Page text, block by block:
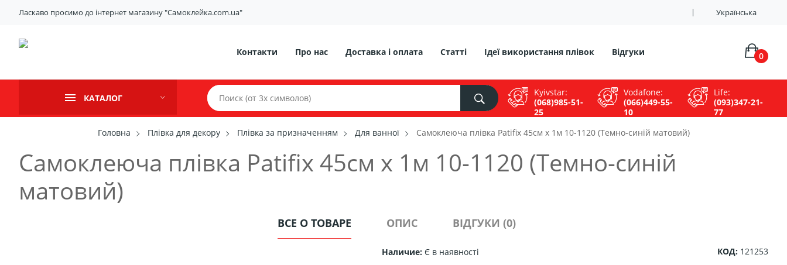
Ласкаво просимо до інтернет магазину "Самоклейка.com.ua" Українська
Контакти Про нас Доставка і оплата Статті Ідеї ​​використання плівок Відгуки 0
КАТАЛОГ
Kyivstar:
(068)985-51-
25
Vodafone:
(066)449-55-
10
Life:
(093)347-21-
77
Головнa
Плівка для декору Плівка за призначенням Для ванної Самоклеюча плівка Patifix 45см х 1м 10-1120 (Темно-синій матовий)
Самоклеюча плівка Patifix 45см х 1м 10-1120 (Темно-синій
матовий)
ВСЕ О ТОВАРЕ ОПИС ВІДГУКИ (0)
Наличие: Є в наявності КОД: 121253